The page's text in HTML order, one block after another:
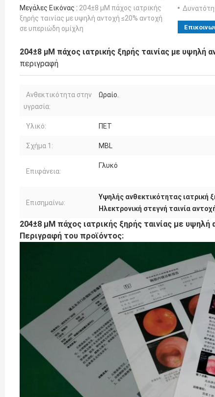
Μεγάλες Εικόνας : 204±8 μM πάχος ιατρικής
ξηρής ταινίας με υψηλή αντοχή ≤20% αντοχή
σε υπεριώδη ομίχλη
204±8 μM πάχος ιατρικής ξηρής ταινίας με υψηλή
περιγραφή
Ανθεκτικότητα στην
υγρασία:
Ωραίο.
Υλικό: ΠΕΤ
Σχήμα 1: MBL
Επιφάνεια:
Γλυκό
Επισημαίνω:
Υψηλής ανθεκτικότητας ιατρική
Ηλεκτρονική στεγνή ταινία
204±8 μM πάχος ιατρικής ξηρής ταινίας με υψηλή
Περιγραφή του προϊόντος: